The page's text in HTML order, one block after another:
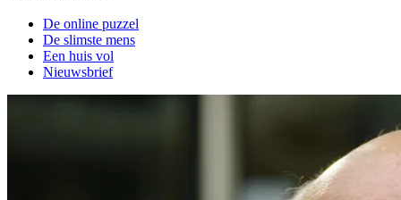
De online puzzel
De slimste mens
Een huis vol
Nieuwsbrief